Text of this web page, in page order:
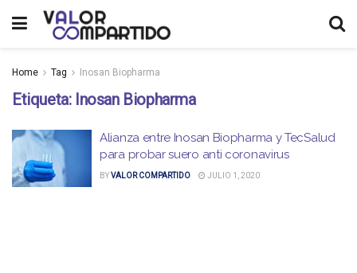
Home Tag Inosan Biopharma
Etiqueta: Inosan Biopharma
Alianza entre Inosan Biopharma y TecSalud
para probar suero anti coronavirus
BYVALOR COMPARTIDO JULIO 1, 2020